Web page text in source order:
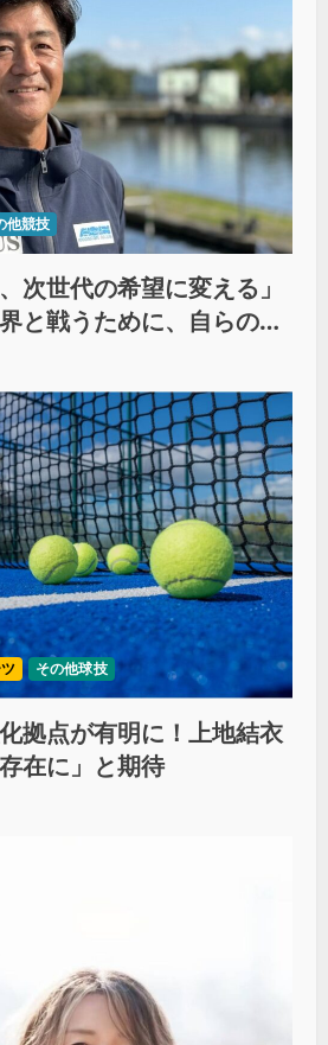
他競技
次世代の希望に変える」
と戦うために、自らの過
理由（前編）
その他球技
拠点が有明に！上地結衣
在に」と期待